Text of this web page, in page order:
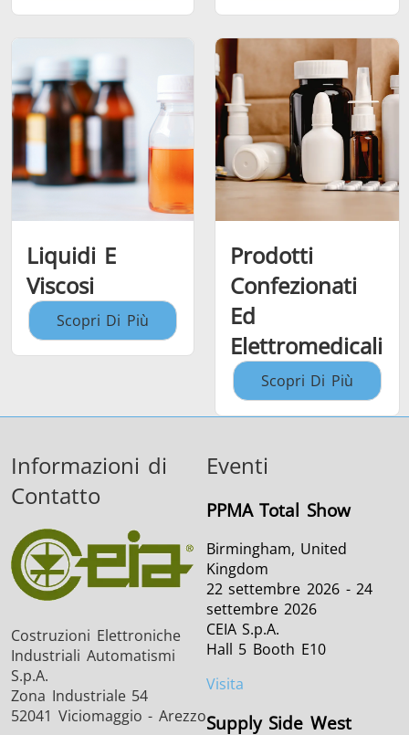
Liquidi E
Viscosi
Scopri Di Più
Prodotti
Confezionati
Ed
Elettromedicali
Scopri Di Più
Informazioni di
Contatto
Costruzioni Elettroniche
Industriali Automatismi
S.p.A.
Zona Industriale 54
52041 Viciomaggio - Arezzo
Eventi
PPMA Total Show
Birmingham, United
Kingdom
22 settembre 2026 - 24
settembre 2026
CEIA S.p.A.
Hall 5 Booth E10
Visita
Supply Side West